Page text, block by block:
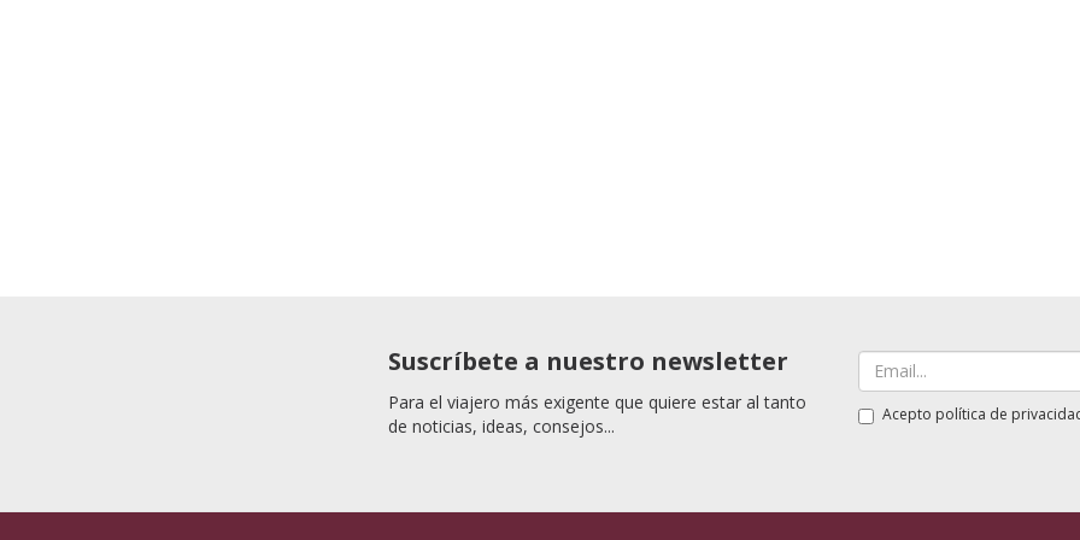
Suscríbete a nuestro newsletter
Para el viajero más exigente que quiere estar al tanto
de noticias, ideas, consejos...
Acepto política de